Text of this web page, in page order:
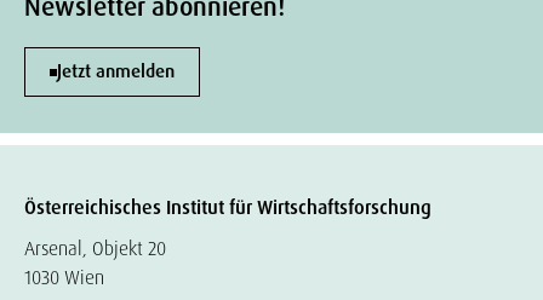
Newsletter abonnieren!
Jetzt anmelden
Österreichisches Institut für Wirtschaftsforschung
Arsenal, Objekt 20
1030 Wien